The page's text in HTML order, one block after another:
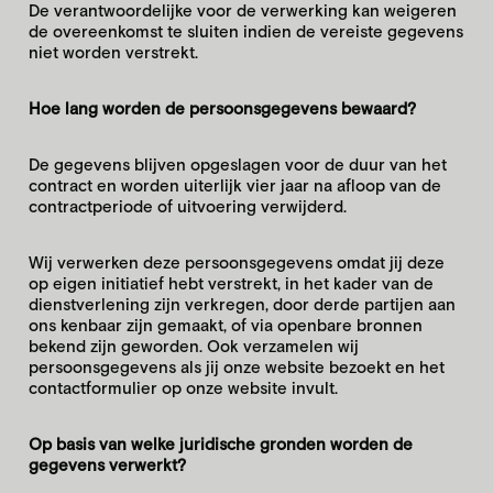
De verantwoordelijke voor de verwerking kan weigeren
de overeenkomst te sluiten indien de vereiste gegevens
niet worden verstrekt.
Hoe lang worden de persoonsgegevens bewaard?
De gegevens blijven opgeslagen voor de duur van het
contract en worden uiterlijk vier jaar na afloop van de
contractperiode of uitvoering verwijderd.
Wij verwerken deze persoonsgegevens omdat jij deze
op eigen initiatief hebt verstrekt, in het kader van de
dienstverlening zijn verkregen, door derde partijen aan
ons kenbaar zijn gemaakt, of via openbare bronnen
bekend zijn geworden. Ook verzamelen wij
persoonsgegevens als jij onze website bezoekt en het
contactformulier op onze website invult.
Op basis van welke juridische gronden worden de
gegevens verwerkt?